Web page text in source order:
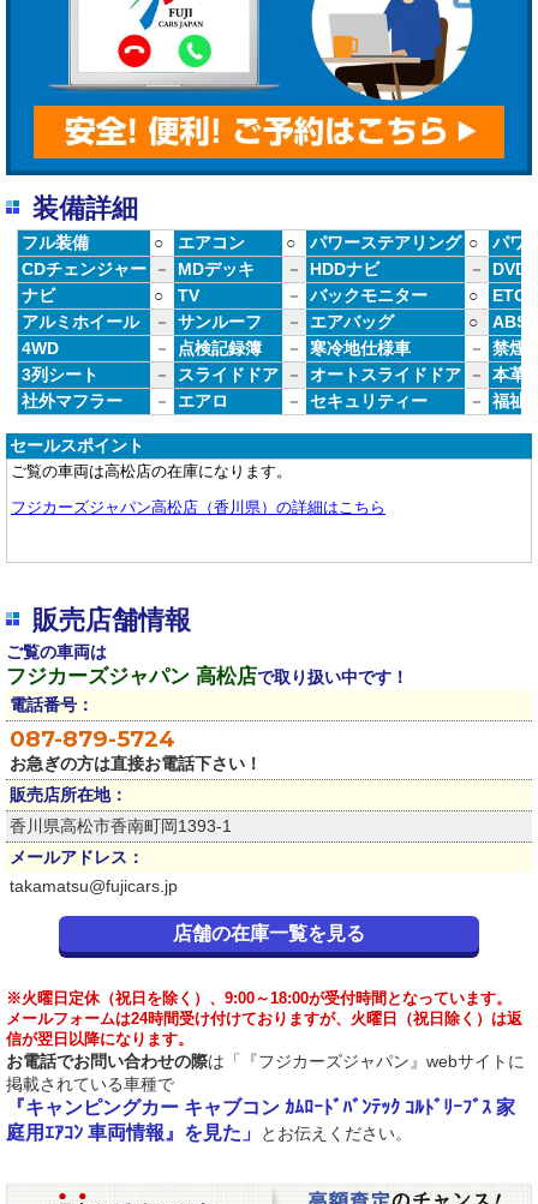
装備詳細
フル装備 ○ エアコン ○ パワーステアリング ○
パワ
CDチェンジャー
－ MDデッキ － HDDナビ －
DVD
ナビ
○ TV － バックモニター ○
ETC
アルミホイール
－ サンルーフ － エアバッグ ○
ABS
4WD
－ 点検記録簿 － 寒冷地仕様車 －
禁煙
3列シート
－ スライドドア － オートスライドドア －
本革
社外マフラー
－ エアロ － セキュリティー － 福祉
セールスポイント
ご覧の車両は高松店の在庫になります。
フジカーズジャパン高松店（香川県）の詳細はこちら
販売店舗情報
ご覧の車両は
フジカーズジャパン 高松店で取り扱い中です！
電話番号：
087-879-5724
お急ぎの方は直接お電話下さい！
販売店所在地：
香川県高松市香南町岡1393-1
メールアドレス：
takamatsu@fujicars.jp
店舗の在庫一覧を見る
※火曜日定休（祝日を除く）、9:00～18:00が受付時間となっています。
メールフォームは24時間受け付けておりますが、火曜日（祝日除く）は返
信が翌日以降になります。
お電話でお問い合わせの際は「『フジカーズジャパン』webサイトに
掲載されている車種で
『キャンピングカー キャブコン ｶﾑﾛｰﾄﾞﾊﾞﾝﾃｯｸ ｺﾙﾄﾞﾘｰﾌﾞｽ 家
庭用ｴｱｺﾝ 車両情報』を見た」
とお伝えください。